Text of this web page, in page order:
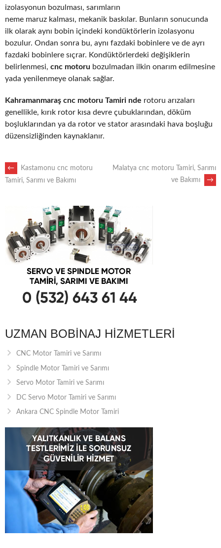
izolasyonun bozulması, sarımların
neme maruz kalması, mekanik baskılar. Bunların sonucunda
ilk olarak aynı bobin içindeki kondüktörlerin izolasyonu
bozulur. Ondan sonra bu, aynı fazdaki bobinlere ve de ayrı
fazdaki bobinlere sıçrar. Kondüktörlerdeki değişiklerin
belirlenmesi, cnc motoru bozulmadan ilkin onarım edilmesine
yada yenilenmeye olanak sağlar.
Kahramanmaraş cnc motoru Tamiri nde rotoru arızaları
genellikle, kırık rotor kısa devre çubuklarından, döküm
boşluklarından ya da rotor ve stator arasındaki hava boşluğu
düzensizliğinden kaynaklanır.
POST
NAVIGATION
←
Kastamonu cnc motoru
Tamiri, Sarımı ve Bakımı
Malatya cnc motoru Tamiri, Sarımı
ve Bakımı
→
UZMAN BOBINAJ HIZMETLERI
CNC Motor Tamiri ve Sarımı
Spindle Motor Tamiri ve Sarımı
Servo Motor Tamiri ve Sarımı
DC Servo Motor Tamiri ve Sarımı
Ankara CNC Spindle Motor Tamiri